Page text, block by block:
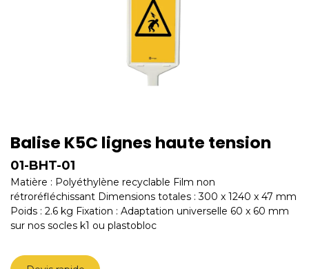
Balise K5C lignes haute tension
01-BHT-01
Matière : Polyéthylène recyclable Film non
rétroréfléchissant Dimensions totales : 300 x 1240 x 47 mm
Poids : 2.6 kg Fixation : Adaptation universelle 60 x 60 mm
sur nos socles k1 ou plastobloc